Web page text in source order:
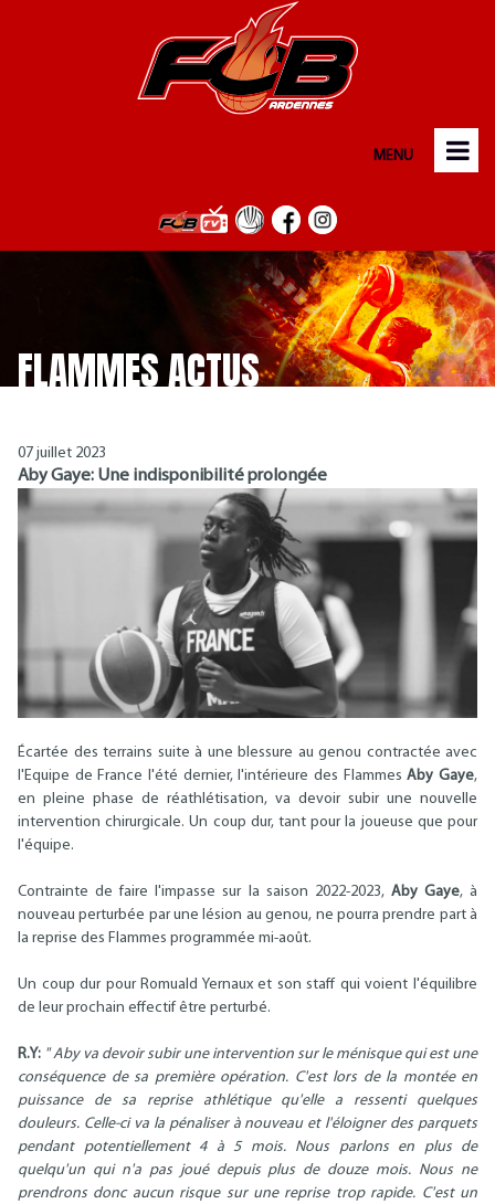
MENU
FLAMMES ACTUS
07 juillet 2023
Aby Gaye: Une indisponibilité prolongée
Écartée des terrains suite à une blessure au genou contractée avec
l'Equipe de France l'été dernier, l'intérieure des FlammesAby Gaye,
en pleine phase de réathlétisation, va devoir subir une nouvelle
intervention chirurgicale. Un coup dur, tant pour la joueuse que pour
l'équipe.
Contrainte de faire l'impasse sur la saison 2022-2023, Aby Gaye, à
nouveau perturbée par une lésion au genou, ne pourra prendre part à
la reprise des Flammes programmée mi-août.
Un coup dur pour Romuald Yernaux et son staff qui voient l'équilibre
de leur prochain effectif être perturbé.
R.Y: " Aby va devoir subir une intervention sur le ménisque qui est une
conséquence de sa première opération. C'est lors de la montée en
puissance de sa reprise athlétique qu'elle a ressenti quelques
douleurs. Celle-ci va la pénaliser à nouveau et l'éloigner des parquets
pendant potentiellement 4 à 5 mois. Nous parlons en plus de
quelqu'un qui n'a pas joué depuis plus de douze mois. Nous ne
prendrons donc aucun risque sur une reprise trop rapide. C'est un